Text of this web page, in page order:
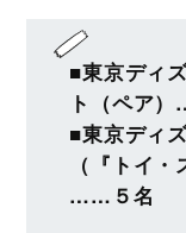
■東京ディ
ト（ペア
■東京ディ
（『トイ
……５名